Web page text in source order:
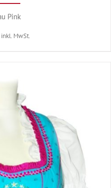
Pink
inkl. MwSt.